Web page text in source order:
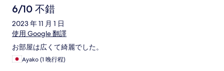
6/10 不錯
2023 年 11 月 1 日
使用 Google 翻譯
お部屋は広くて綺麗でした。
Ayako (1 晚行程)